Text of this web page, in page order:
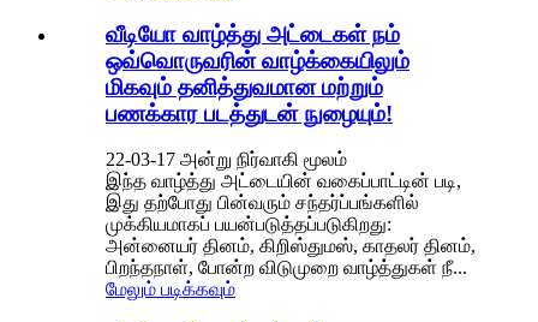
வீடியோ வாழ்த்து அட்டைகள் நம்
ஒவ்வொருவரின் வாழ்க்கையிலும்
மிகவும் தனித்துவமான மற்றும்
பணக்கார படத்துடன் நுழையும்!
22-03-17 அன்று நிர்வாகி மூலம்
இந்த வாழ்த்து அட்டையின் வகைப்பாட்டின் படி,
இது தற்போது பின்வரும் சந்தர்ப்பங்களில்
முக்கியமாகப் பயன்படுத்தப்படுகிறது:
அன்னையர் தினம், கிறிஸ்துமஸ், காதலர் தினம்,
பிறந்தநாள், போன்ற விடுமுறை வாழ்த்துகள் நீ...
மேலும் படிக்கவும்